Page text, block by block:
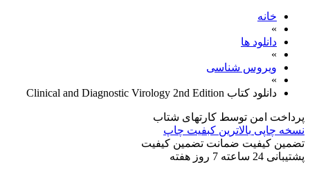
خانه
»
دانلود ها
»
ویروس شناسی
»
دانلود کتاب Clinical and Diagnostic Virology 2nd Edition
پرداخت امن توسط کارتهای شتاب
نسخه چاپی بالاترین کبفیت چاپ
تضمین کیفیت ضمانت تضمین کیفیت
پشتیبانی 24 ساعته 7 روز هفته